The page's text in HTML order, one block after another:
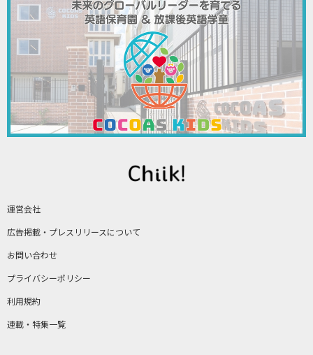
運営会社
広告掲載・プレスリリースについて
お問い合わせ
プライバシーポリシー
利用規約
連載・特集一覧